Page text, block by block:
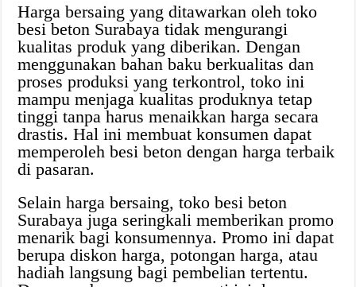
Harga bersaing yang ditawarkan oleh toko
besi beton Surabaya tidak mengurangi
kualitas produk yang diberikan. Dengan
menggunakan bahan baku berkualitas dan
proses produksi yang terkontrol, toko ini
mampu menjaga kualitas produknya tetap
tinggi tanpa harus menaikkan harga secara
drastis. Hal ini membuat konsumen dapat
memperoleh besi beton dengan harga terbaik
di pasaran.
Selain harga bersaing, toko besi beton
Surabaya juga seringkali memberikan promo
menarik bagi konsumennya. Promo ini dapat
berupa diskon harga, potongan harga, atau
hadiah langsung bagi pembelian tertentu.